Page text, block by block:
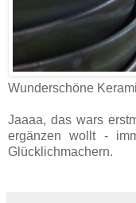
Wunderschöne
Jaaaa, das wars
ergänzen wollt -
Glücklichmachern.